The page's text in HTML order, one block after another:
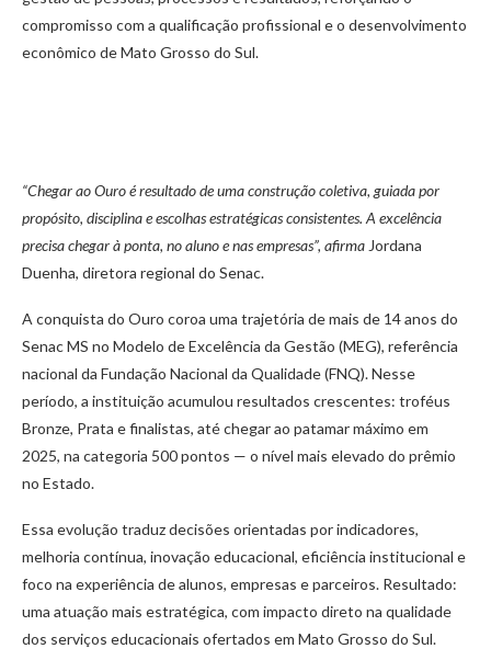
compromisso com a qualificação profissional e o desenvolvimento
econômico de Mato Grosso do Sul.
“Chegar ao Ouro é resultado de uma construção coletiva, guiada por
propósito, disciplina e escolhas estratégicas consistentes. A excelência
precisa chegar à ponta, no aluno e nas empresas”, afirma Jordana
Duenha, diretora regional do Senac.
A conquista do Ouro coroa uma trajetória de mais de 14 anos do
Senac MS no Modelo de Excelência da Gestão (MEG), referência
nacional da Fundação Nacional da Qualidade (FNQ). Nesse
período, a instituição acumulou resultados crescentes: troféus
Bronze, Prata e finalistas, até chegar ao patamar máximo em
2025, na categoria 500 pontos — o nível mais elevado do prêmio
no Estado.
Essa evolução traduz decisões orientadas por indicadores,
melhoria contínua, inovação educacional, eficiência institucional e
foco na experiência de alunos, empresas e parceiros. Resultado:
uma atuação mais estratégica, com impacto direto na qualidade
dos serviços educacionais ofertados em Mato Grosso do Sul.